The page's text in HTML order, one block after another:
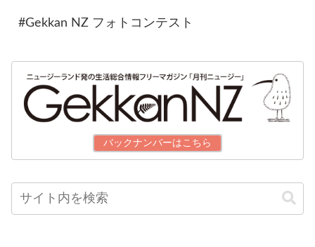
#Gekkan NZ フォトコンテスト
バックナンバーはこちら